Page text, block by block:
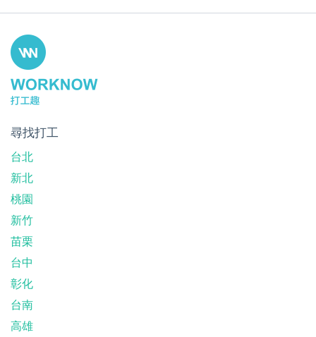
尋找打工
台北
新北
桃園
新竹
苗栗
台中
彰化
台南
高雄